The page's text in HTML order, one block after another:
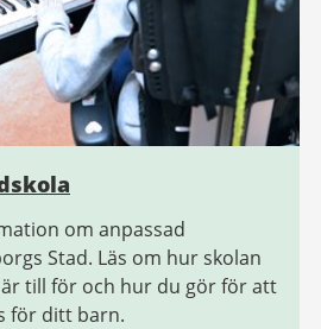
om anpassad
Stad. Läs om hur skolan
till för och hur du gör för att
för ditt barn.